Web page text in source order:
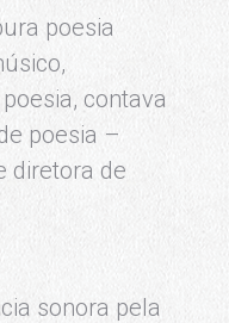
poesia
contava
poesia –
diretora de
sonora pela